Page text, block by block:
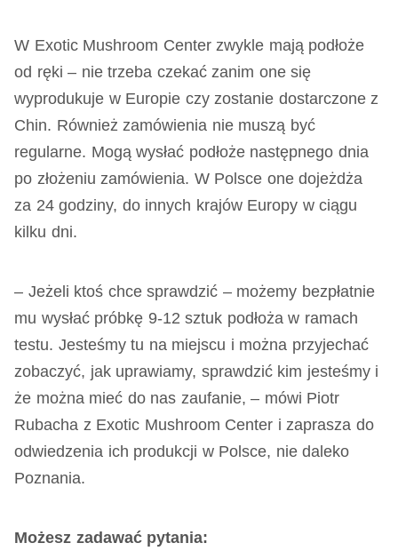
W Exotic Mushroom Center zwykle mają podłoże
od ręki – nie trzeba czekać zanim one się
wyprodukuje w Europie czy zostanie dostarczone z
Chin. Również zamówienia nie muszą być
regularne. Mogą wysłać podłoże następnego dnia
po złożeniu zamówienia. W Polsce one dojeżdża
za 24 godziny, do innych krajów Europy w ciągu
kilku dni.
– Jeżeli ktoś chce sprawdzić – możemy bezpłatnie
mu wysłać próbkę 9-12 sztuk podłoża w ramach
testu. Jesteśmy tu na miejscu i można przyjechać
zobaczyć, jak uprawiamy, sprawdzić kim jesteśmy i
że można mieć do nas zaufanie, – mówi Piotr
Rubacha z Exotic Mushroom Center i zaprasza do
odwiedzenia ich produkcji w Polsce, nie daleko
Poznania.
Możesz zadawać pytania: